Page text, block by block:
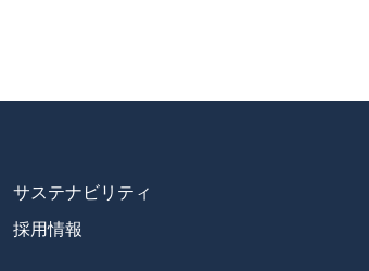
サステナビリティ
採用情報